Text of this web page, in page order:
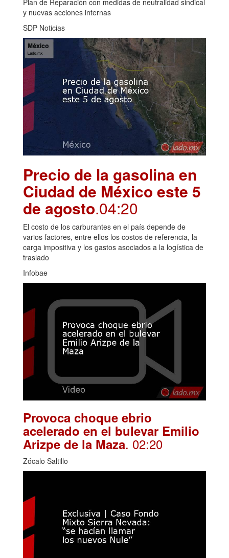
y nuevas acciones internas
SDP Noticias
Precio de la gasolina en
Ciudad de México este 5
de agosto.04:20
El costo de los carburantes en el país depende de
varios factores, entre ellos los costos de referencia, la
carga impositiva y los gastos asociados a la logística de
traslado
Infobae
Provoca choque ebrio
acelerado en el bulevar Emilio
Arizpe de la Maza. 02:20
Zócalo Saltillo